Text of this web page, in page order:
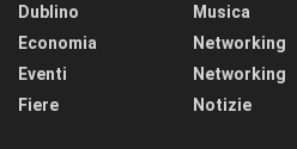
Dublino
Economia
Eventi
Fiere
Musica
Networking
Networking
Notizie